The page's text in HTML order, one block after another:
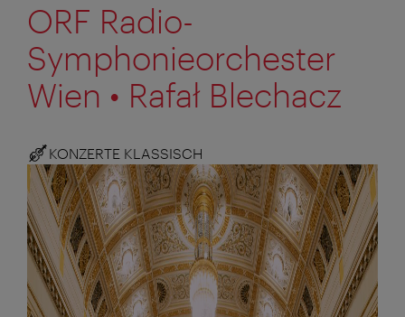
ORF Radio-
Symphonieorchester
Wien • Rafał Blechacz
KONZERTE KLASSISCH